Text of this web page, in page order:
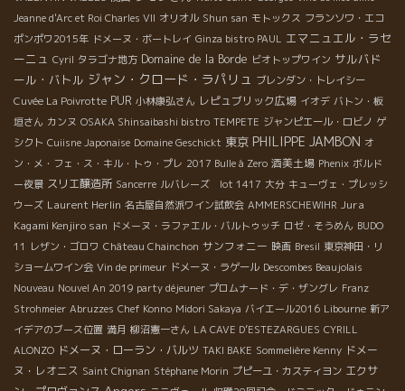
Jeanne d'Arc et Roi Charles VII オリオル Shun san モトックス フランソワ・エコ
ポンポワ2015年 ドメーヌ・ボートレイ Ginza bistro PAUL エマニュエル・ラセ
ーニュ Cyril タラゴナ地方 Domaine de la Borde ビオトップワイン サルバド
ール・バトル ジャン・クロード・ラパリュ ブレンダン・トレイシー
Cuvée La Poivrotte PUR 小林康弘さん レピュブリック広場 イオデ バトン・板
垣さん カンヌ OSAKA Shinsaibashi bistro TEMPETE ジャンピエール・ロビノ ゲ
シクト Cuiisne Japonaise Domaine Geschickt 東京 PHILIPPE JAMBON オ
ン・メ・フェ・ス・キル・トゥ・プレ 2017 Bulle à Zero 酒美土場 Phenix ボルド
ー夜景 スリエ醸造所 Sancerre ルバレーズ lot 1417 大分 キューヴェ・プレッシ
ウーズ Laurent Herlin 名古屋自然派ワイン試飲会 AMMERSCHEWIHR Jura
Kagami Kenjiro san ドメーヌ・ラファエル・バルトゥッチ ロゼ・そうめん BUDO
11 レザン・ゴロワ Château Chainchon サンフォニー 映画 Bresil 東京神田・リ
ショームワイン会 Vin de primeur ドメーヌ・ラゲール Descombes Beaujolais
Nouveau Nouvel An 2019 party déjeuner プロムナード・デ・ザングレ Franz
Strohmeier Abruzzes Chef Konno Midori Sakaya バイエール2016 Libourne 新ア
イデアのブース位置 満月 柳沼憲一さん LA CAVE D’ESTEZARGUES CYRILL
ALONZO ドメーヌ・ローラン・バルツ TAKI BAKE Sommelière Kenny ドメー
ヌ・レオニス Saint Chignan Stéphane Morin プピーユ・カスティヨン エクサ